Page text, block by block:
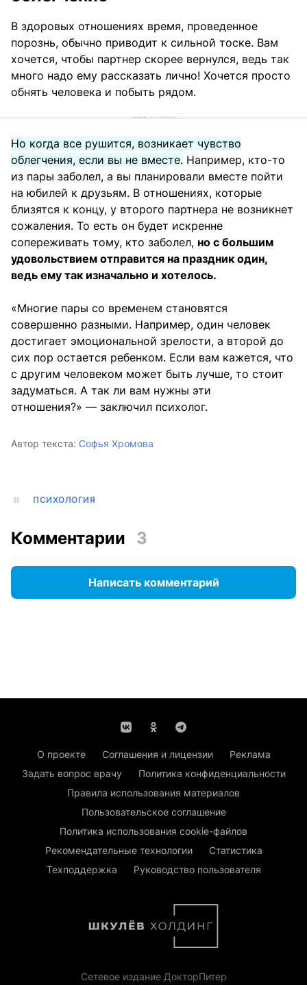
В здоровых отношениях время, проведенное
порознь, обычно приводит к сильной тоске. Вам
хочется, чтобы партнер скорее вернулся, ведь так
много надо ему рассказать лично! Хочется просто
обнять человека и побыть рядом.
Но когда все рушится, возникает чувство
облегчения, если вы не вместе. Например, кто-то
из пары заболел, а вы планировали вместе пойти
на юбилей к друзьям. В отношениях, которые
близятся к концу, у второго партнера не возникнет
сожаления. То есть он будет искренне
сопереживать тому, кто заболел, но с большим
удовольствием отправится на праздник один,
ведь ему так изначально и хотелось.
«Многие пары со временем становятся
совершенно разными. Например, один человек
достигает эмоциональной зрелости, а второй до
сих пор остается ребенком. Если вам кажется, что
с другим человеком может быть лучше, то стоит
задуматься. А так ли вам нужны эти
отношения?» — заключил психолог.
Автор текста: Софья Хромова
ПСИХОЛОГИЯ
Комментарии 3
Написать комментарий
О проекте Соглашения и лицензии
Реклама
Задать вопрос врачу
Политика конфиденциальности
Правила использования материалов
Пользовательское соглашение
Политика использования cookie-файлов
Рекомендательные технологии
Статистика
Техподдержка
Руководство пользователя
Сетевое издание ДокторПитер